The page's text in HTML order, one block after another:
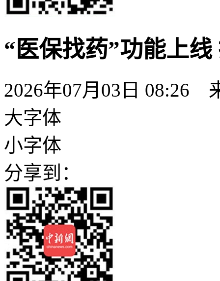
“医保找药”功能上
2026年07月03日 08:26
大字体
小字体
分享到：